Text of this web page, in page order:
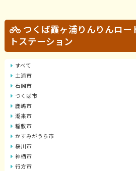
つくば霞ヶ浦りんりんロー
トステーション
すべて
土浦市
石岡市
つくば市
鹿嶋市
潮来市
稲敷市
かすみがうら市
桜川市
神栖市
行方市